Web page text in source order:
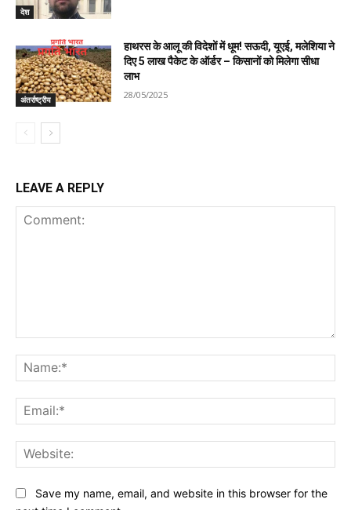
देश
अंतर्राष्ट्रीय
हाथरस के आलू की विदेशों में धूम! सऊदी, यूएई, मलेशिया ने
दिए 5 लाख पैकेट के ऑर्डर – किसानों को मिलेगा सीधा
लाभ
28/05/2025
LEAVE A REPLY
Save my name, email, and website in this browser for the